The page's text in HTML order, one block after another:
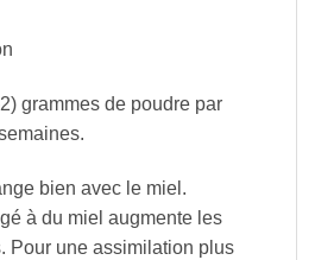
grammes de poudre par
bien avec le miel.
à du miel augmente les
Pour une assimilation plus